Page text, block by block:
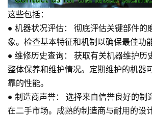
这些包括：
● 机器状况评估： 彻底评估关键部件的
象。检查基本特征和机制以确保最佳功
● 维修历史查询： 获取有关机器维护历
整体保养和维护情况。定期维护的机器
靠的性能。
● 制造商声誉： 选择来自信誉良好的制
在二手市场。成熟的制造商与耐用的设